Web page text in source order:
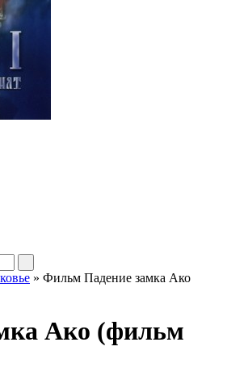
» Фильм Падение замка Ако
Ако (фильм